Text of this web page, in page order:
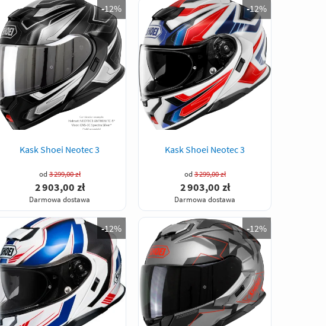
-12%
Kask Shoei Neotec 3
od3 299,00 zł
2 903,00 zł
Darmowa dostawa
-12%
Kask Shoei Neotec 3
od3 299,00 zł
2 903,00 zł
Darmowa dostawa
-12% -12%